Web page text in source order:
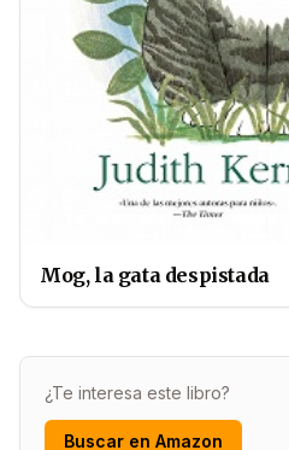
Mog, la gata despistada
¿Te interesa este libro?
Buscar en Amazon